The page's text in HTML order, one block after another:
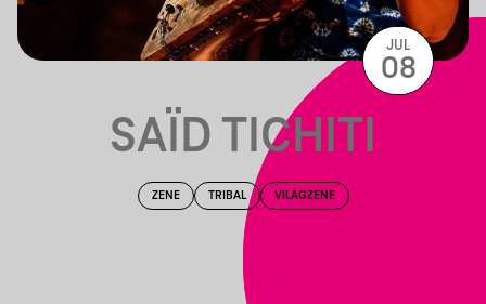
SAÏD TICHITI
ZENE TRIBAL VILÁGZENE
JUL
08